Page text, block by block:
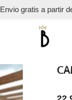
Envio gratis a partir